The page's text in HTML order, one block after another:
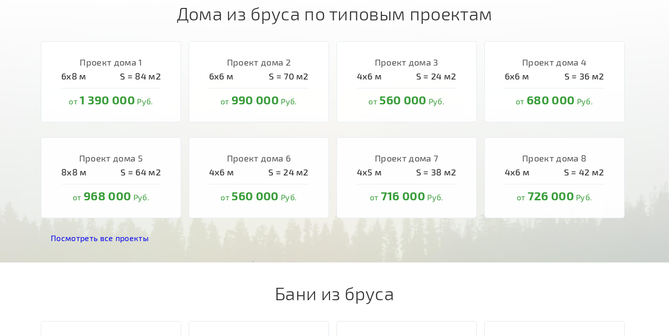
Дома из бруса по типовым проектам
Проект дома 1
6х8 м S = 84м2
от1 390 000 Руб.
Проект дома 2
6х6 м S =70 м2
от 990 000 Руб.
Проект дома 3
4х6 м S = 24 м2
от 560 000 Руб.
Проект дома 4
6х6 м S = 36 м2
от 680 000 Руб.
Проект дома 5
8х8 м S = 64м2
от 968 000 Руб.
Проект дома 6
4х6 м S = 24м2
от 560 000 Руб.
Проект дома 7
4х5 м S = 38 м2
от 716 000 Руб.
Проект дома 8
4х6 м S = 42 м2
от 726 000 Руб.
Посмотреть все проекты
Бани из бруса